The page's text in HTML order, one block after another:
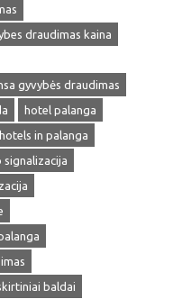
draudimas kaina
gyvybės draudimas
hotel palanga
hotels in palanga
signalizacija
baldai